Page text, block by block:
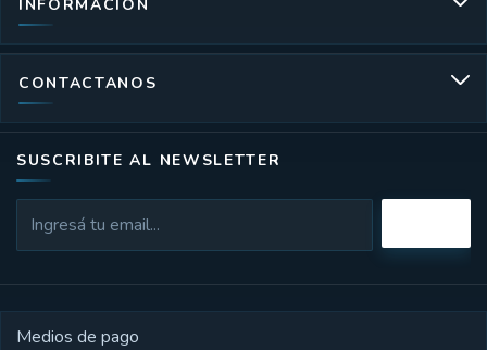
INFORMACIÓN
CONTACTANOS
SUSCRIBITE AL NEWSLETTER
Medios de pago